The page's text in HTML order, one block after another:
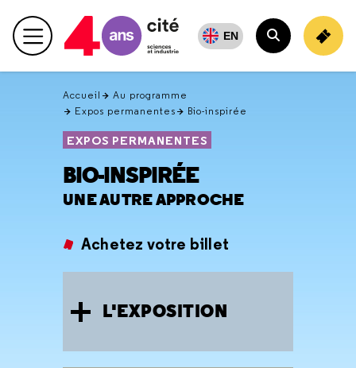
en
haut Menu principal EN
Rechercher
Accueil
Au programme
Expos permanentes
Bio-inspirée
EXPOS PERMANENTES
BIO-INSPIRÉE
UNE AUTRE APPROCHE
Achetez votre billet
L'EXPOSITION